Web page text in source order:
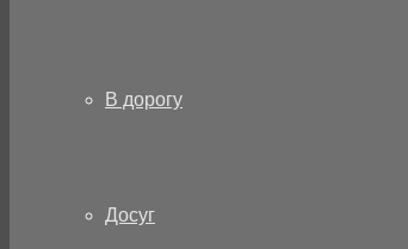
В дорогу
Досуг